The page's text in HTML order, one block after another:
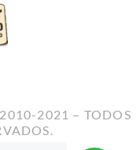
2021 – TODOS